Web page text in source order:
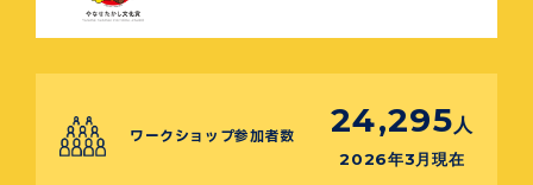
ワークショップ参加者数 24,295 人
2026年3月現在